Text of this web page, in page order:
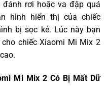
rơi hoặc va đập quá
hình hiển thị của chiếc
bị sọc kẻ. Lúc này bạn
chiếc Xiaomi Mi Mix 2
Mi Mix 2 Có Bị Mất Dữ